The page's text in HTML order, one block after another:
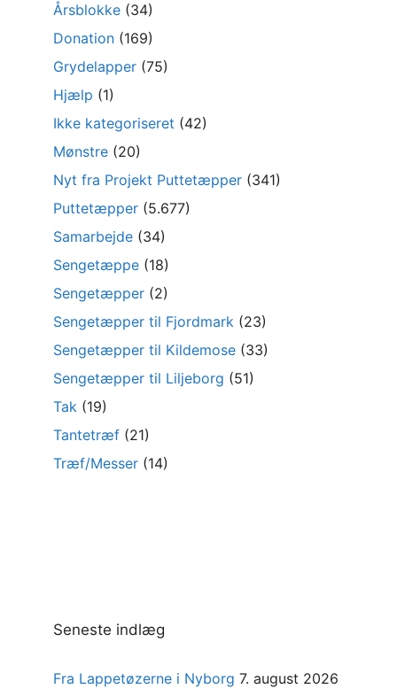
Årsblokke (34)
Donation (169)
Grydelapper (75)
Hjælp (1)
Ikke kategoriseret (42)
Mønstre (20)
Nyt fra Projekt Puttetæpper (341)
Puttetæpper (5.677)
Samarbejde (34)
Sengetæppe (18)
Sengetæpper (2)
Sengetæpper til Fjordmark (23)
Sengetæpper til Kildemose (33)
Sengetæpper til Liljeborg (51)
Tak (19)
Tantetræf (21)
Træf/Messer (14)
Seneste indlæg
Fra Lappetøzerne i Nyborg 7. august 2026